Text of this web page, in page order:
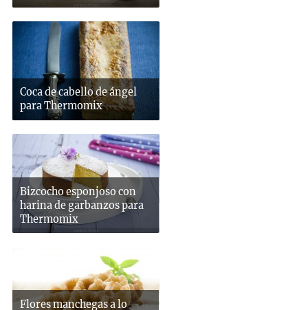
Coca de cabello de ángel
para Thermomix
Bizcocho esponjoso con
harina de garbanzos para
Thermomix
Flores manchegas a lo